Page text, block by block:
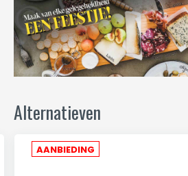
Alternatieven
AANBIEDING